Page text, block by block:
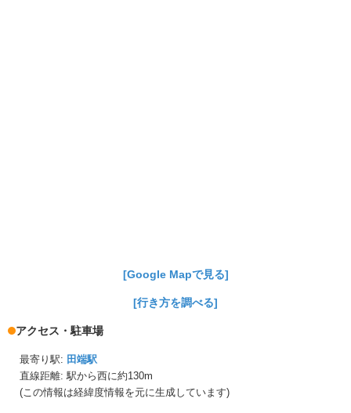
[Google Mapで見る]
[行き方を調べる]
アクセス・駐車場
最寄り駅: 田端駅
直線距離: 駅から西に約130m
(この情報は経緯度情報を元に生成しています)